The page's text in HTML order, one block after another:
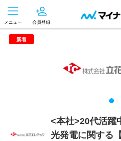
メニュー 会員登録
新着
<本社>20代活躍
光発電に関する